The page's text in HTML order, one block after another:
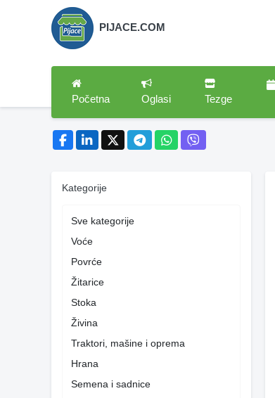
PIJACE.COM
Početna Oglasi Tezge
Kategorije
Sve kategorije
Voće
Povrće
Žitarice
Stoka
Živina
Traktori, mašine i oprema
Hrana
Semena i sadnice